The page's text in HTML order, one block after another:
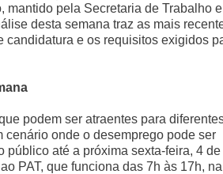
mantido pela Secretaria de Trabalho e
desta semana traz as mais
candidatura e os requisitos exigidos
podem ser atraentes para
onde o desemprego pode ser
público até a próxima sexta-feira, 4 de
PAT, que funciona das 7h às 17h, na